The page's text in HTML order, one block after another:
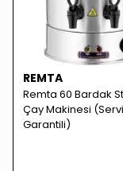
REMTA
Remta 60 Bardak
Çay Makinesi
Garantili)